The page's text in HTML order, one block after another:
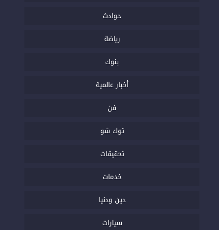
حوادث
رياضة
بنوك
أخبار عالمية
فن
توك شو
تحقيقات
خدمات
دين ودنيا
سيارات